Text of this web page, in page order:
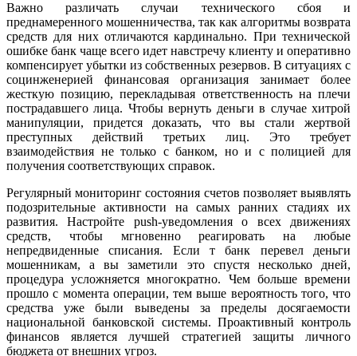
Важно различать случаи технического сбоя и
преднамеренного мошенничества, так как алгоритмы возврата
средств для них отличаются кардинально. При технической
ошибке банк чаще всего идет навстречу клиенту и оперативно
компенсирует убытки из собственных резервов. В ситуациях с
социнженерией финансовая организация занимает более
жесткую позицию, перекладывая ответственность на плечи
пострадавшего лица. Чтобы вернуть деньги в случае хитрой
манипуляции, придется доказать, что вы стали жертвой
преступных действий третьих лиц. Это требует
взаимодействия не только с банком, но и с полицией для
получения соответствующих справок.
Регулярный мониторинг состояния счетов позволяет выявлять
подозрительные активности на самых ранних стадиях их
развития. Настройте push-уведомления о всех движениях
средств, чтобы мгновенно реагировать на любые
непредвиденные списания. Если т банк перевел деньги
мошенникам, а вы заметили это спустя несколько дней,
процедура усложняется многократно. Чем больше времени
прошло с момента операции, тем выше вероятность того, что
средства уже были выведены за пределы досягаемости
национальной банковской системы. Проактивный контроль
финансов является лучшей стратегией защиты личного
бюджета от внешних угроз.